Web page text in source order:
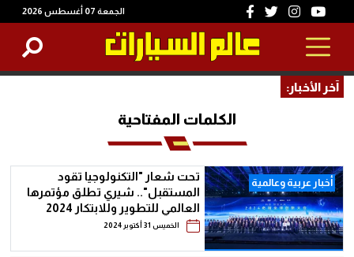
الجمعة 07 أغسطس 2026
آخر الأخبار:
الكلمات المفتاحية
أخبار عربية وعالمية
تحت شعار "التكنولوجيا تقود
المستقبل".. شيري تطلق مؤتمرها
العالمي للتطوير وللابتكار 2024
الخميس 31 أكتوبر 2024